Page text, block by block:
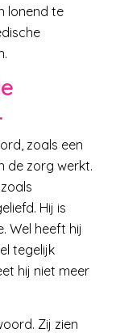
lonend te
zoals een
de zorg werkt.
Hij is
Wel heeft hij
tegelijk
hij niet meer
Zij zien